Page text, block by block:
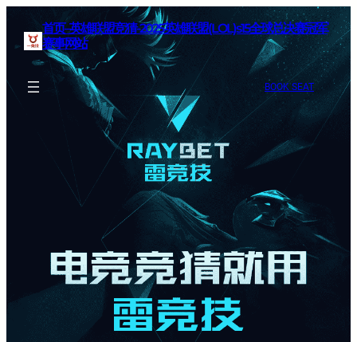
首页–英雄联盟竞猜-2025英雄联盟(LOL)s15全球总决赛冠军
赛事网站
BOOK SEAT